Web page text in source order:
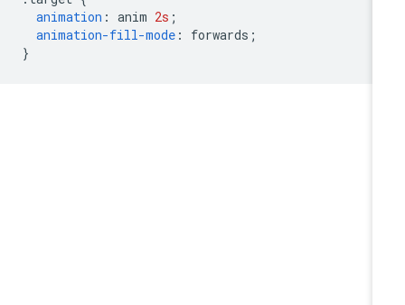
animation: anim
animation-fill-mode: forwards